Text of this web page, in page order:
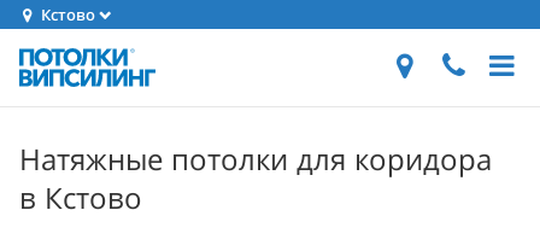
Кстово
Натяжные потолки для коридора
в Кстово